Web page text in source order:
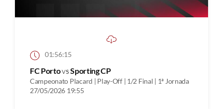
01:56:15
FC PortovsSporting CP
Campeonato Placard | Play-Off | 1/2 Final | 1ª Jornada
27/05/2026 19:55